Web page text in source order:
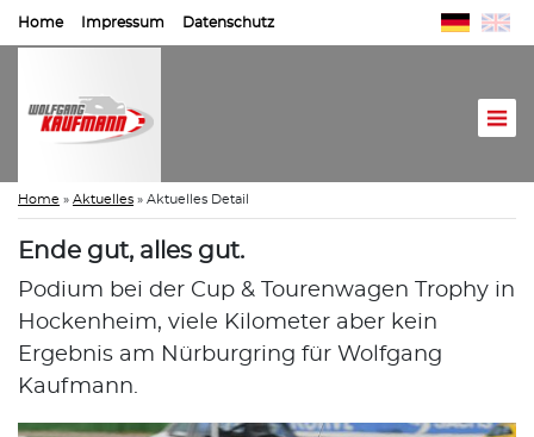
Home Impressum Datenschutz
Home » Aktuelles » Aktuelles Detail
Ende gut, alles gut.
Podium bei der Cup & Tourenwagen Trophy in
Hockenheim, viele Kilometer aber kein
Ergebnis am Nürburgring für Wolfgang
Kaufmann.